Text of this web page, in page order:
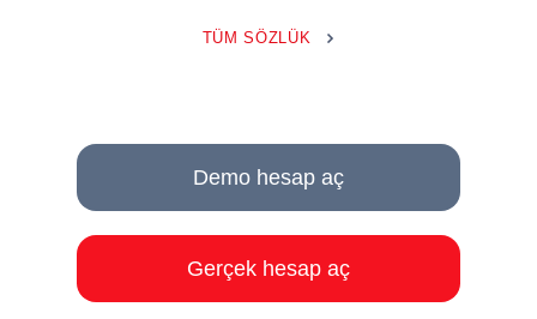
TÜM SÖZLÜK
Demo hesap aç
Gerçek hesap aç